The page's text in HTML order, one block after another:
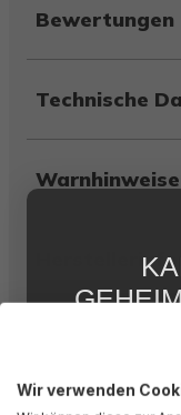
Bewertungen
Technische
Warnhinweise
Wir verwenden